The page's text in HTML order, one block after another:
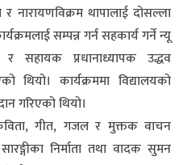
र नारायणविक्रम थापालाई दोसल्ला
सम्पन्न गर्न सहकार्य गर्ने न्यू
सहायक प्रधानाध्यापक उद्धव
थियो। कार्यक्रममा विद्यालयको
गरिएको थियो।
गीत, गजल र मुक्तक वाचन
निर्माता तथा वादक सुमन